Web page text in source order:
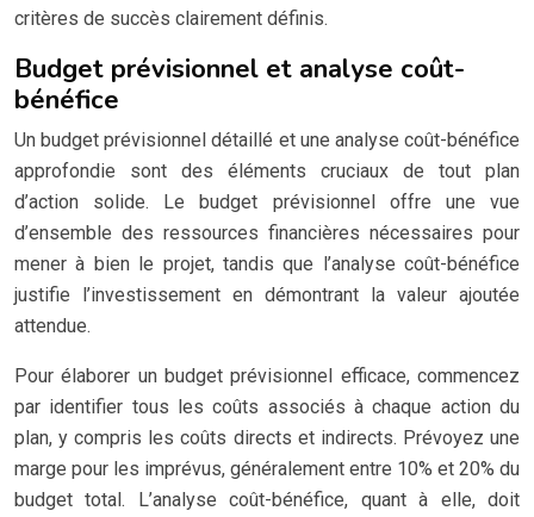
critères de succès clairement définis.
Budget prévisionnel et analyse coût-
bénéfice
Un budget prévisionnel détaillé et une analyse coût-bénéfice
approfondie sont des éléments cruciaux de tout plan
d’action solide. Le budget prévisionnel offre une vue
d’ensemble des ressources financières nécessaires pour
mener à bien le projet, tandis que l’analyse coût-bénéfice
justifie l’investissement en démontrant la valeur ajoutée
attendue.
Pour élaborer un budget prévisionnel efficace, commencez
par identifier tous les coûts associés à chaque action du
plan, y compris les coûts directs et indirects. Prévoyez une
marge pour les imprévus, généralement entre 10% et 20% du
budget total. L’analyse coût-bénéfice, quant à elle, doit